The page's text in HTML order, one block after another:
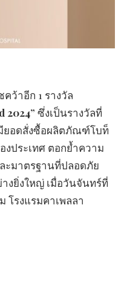
ว้าอีก 1 รางวัล
2024” ซึ่งเป็นรางวัลที่
ยอดสั่งซื้อผลิตภัณฑ์โบท็
งประเทศ ตอกย้ำความ
มาตรฐานที่ปลอดภัย
งยิ่งใหญ่ เมื่อวันจันทร์ที่
โรงแรมคาเพลลา